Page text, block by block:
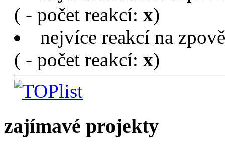
( - počet reakcí: x)
nejvíce reakcí na
( - počet reakcí: x)
zajímavé projekty